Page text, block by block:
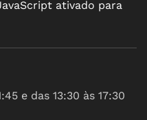
ativado para
e das 13:30 às 17:30